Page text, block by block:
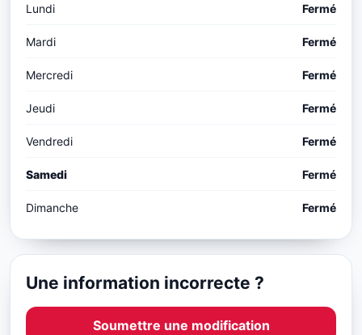
Lundi Fermé
Mardi Fermé
Mercredi Fermé
Jeudi Fermé
Vendredi Fermé
Samedi Fermé
Dimanche Fermé
Une information incorrecte ?
Soumettre une modification